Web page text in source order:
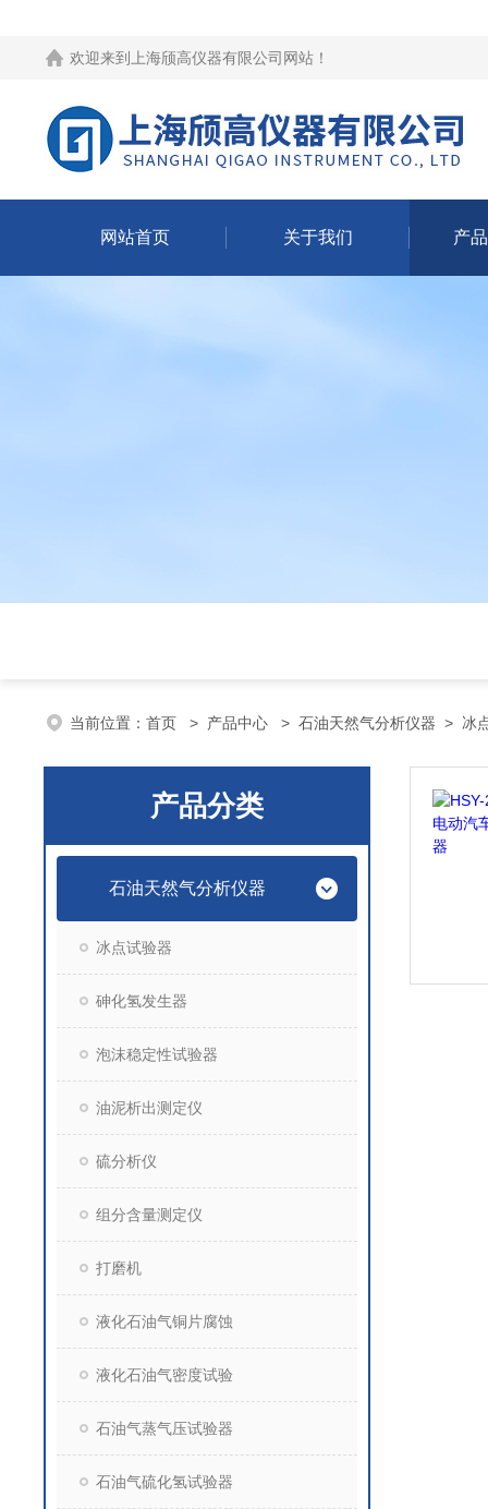
欢迎来到 上海颀高仪器有限公司网站 ！
网站首页 关于我们 产
当前位置： 首页 > 产品中心 > 石油天然气分析仪器 > 冰
产品分类
石油天然气分析仪器
冰点试验器
砷化氢发生器
泡沫稳定性试验器
油泥析出测定仪
硫分析仪
组分含量测定仪
打磨机
液化石油气铜片腐蚀
液化石油气密度试验
石油气蒸气压试验器
石油气硫化氢试验器